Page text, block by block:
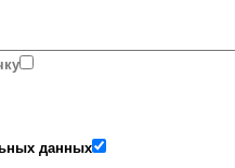
данных